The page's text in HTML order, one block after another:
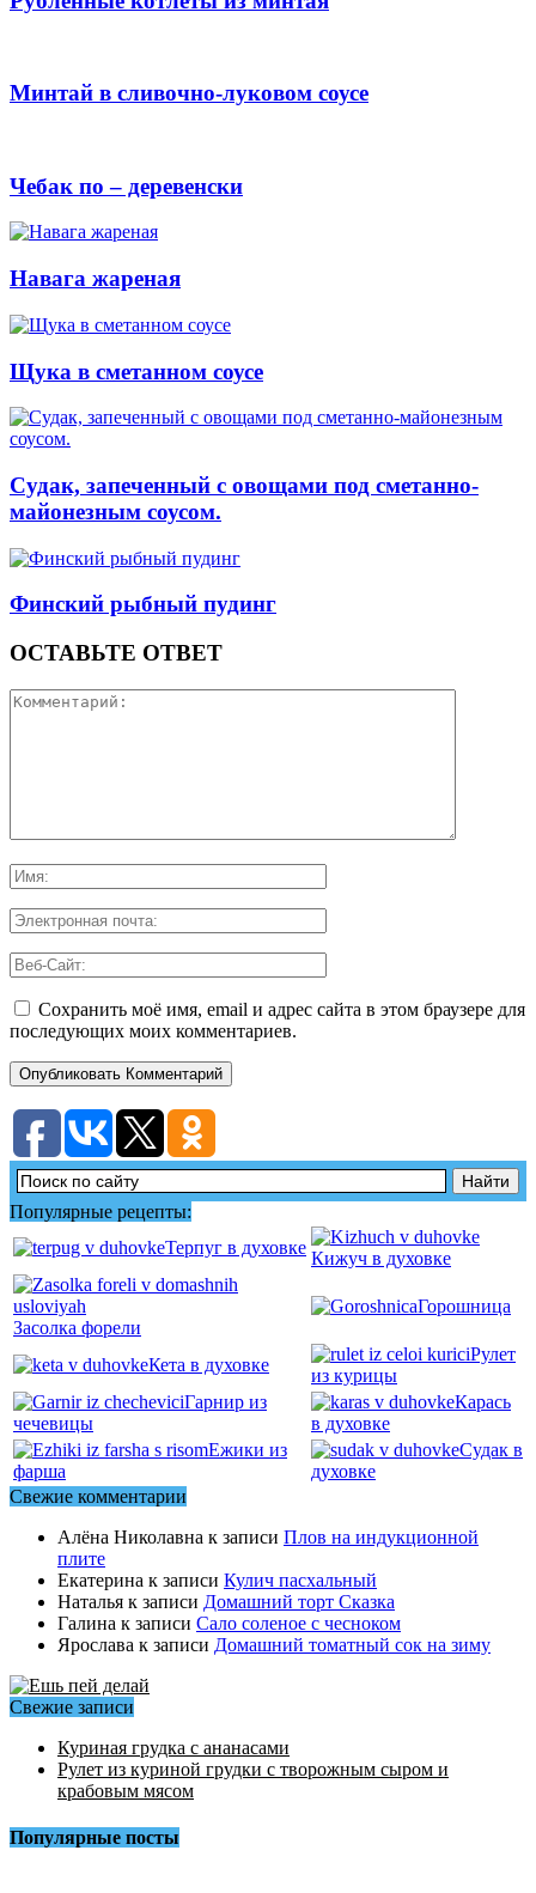
Минтай в сливочно-луковом соусе
Чебак по – деревенски
Навага жареная
Щука в сметанном соусе
Судак, запеченный с овощами под сметанно-
майонезным соусом.
Финский рыбный пудинг
ОСТАВЬТЕ ОТВЕТ
Сохранить моё имя, email и адрес сайта в этом браузере для
последующих моих комментариев.
Популярные рецепты:
Терпуг в духовке
Кижуч в духовке
Засолка форели
Горошница
Кета в духовке
Рулет
из курицы
Гарнир из
чечевицы
Карась
в духовке
Ежики из
фарша
Судак в
духовке
Свежие комментарии
Алёна Николавна к записи Плов на индукционной
плите
Екатерина к записи Кулич пасхальный
Наталья к записи Домашний торт Сказка
Галина к записи Сало соленое с чесноком
Ярослава к записи Домашний томатный сок на зиму
Свежие записи
Куриная грудка с ананасами
Рулет из куриной грудки с творожным сыром и
крабовым мясом
Популярные посты